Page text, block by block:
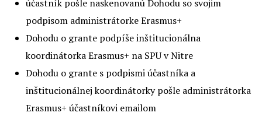
účastník pošle naskenovanú Dohodu so svojim
podpisom administrátorke Erasmus+
Dohodu o grante podpíše inštitucionálna
koordinátorka Erasmus+ na SPU v Nitre
Dohodu o grante s podpismi účastníka a
inštitucionálnej koordinátorky pošle administrátorka
Erasmus+ účastníkovi emailom